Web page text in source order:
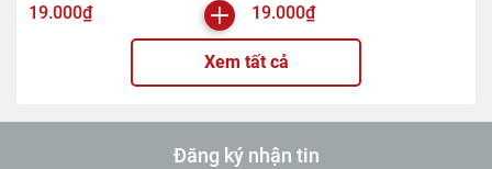
19.000₫ 19.000₫
Xem tất cả
Đăng ký nhận tin